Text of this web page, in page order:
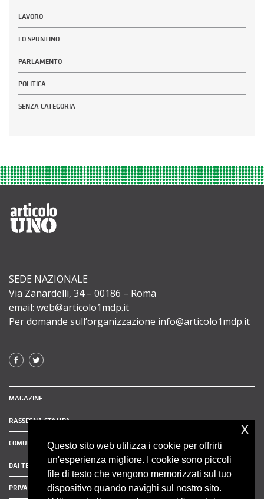
LAVORO
LO SPUNTINO
PARLAMENTO
POLITICA
SENZA CATEGORIA
SEDE NAZIONALE
Via Zanardelli, 34 – 00186 – Roma
email: web@articolo1mdp.it
Per domande sull’organizzazione info@articolo1mdp.it
MAGAZINE
RASSEGNA STAMPA
COMUNICATI STAMPA
DAI TERRITORI
PRIVACY POLICY
Questo sito web utilizza i cookie per offrirti
un'esperienza migliore. I cookie sono piccoli
file di testo che vengono memorizzati sul tuo
dispositivo quando navighi sul nostro sito.
x